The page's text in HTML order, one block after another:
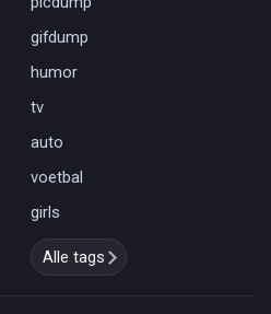
gifdump
humor
tv
auto
voetbal
girls
Alle tags